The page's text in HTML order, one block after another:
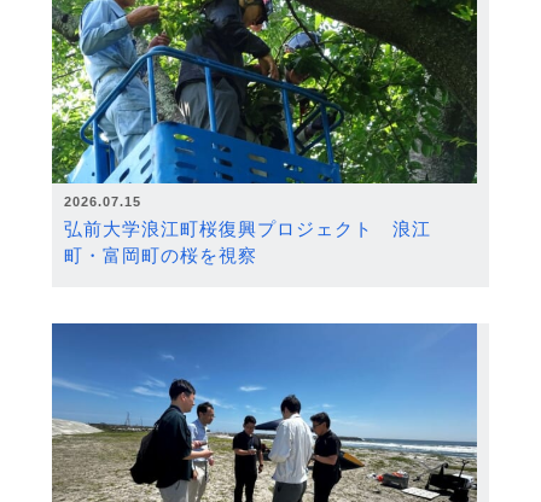
2026.07.15
弘前大学浪江町桜復興プロジェクト 浪江
町・富岡町の桜を視察